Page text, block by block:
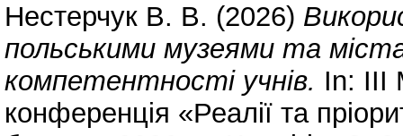
Нестерчук В. В. (2026)
польськими музеями та
компетентності учнів. In: III
конференція «Реалії та